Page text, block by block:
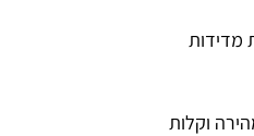
מדידות
וקלות